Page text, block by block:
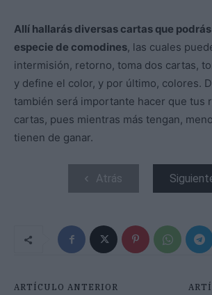
Allí hallarás diversas cartas que
especie de comodines, las cuales
intermisión, retorno, toma dos cartas,
y define el color, y por último, colores.
también será importante hacer que tus
cartas, pues mientras más tengan,
tienen de ganar.
Atrás
ARTÍCULO ANTERIOR